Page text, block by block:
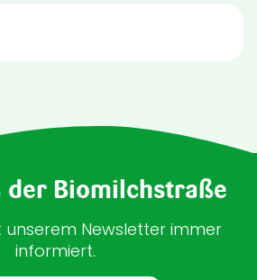
der Biomilchstraße
unserem Newsletter immer
informiert.